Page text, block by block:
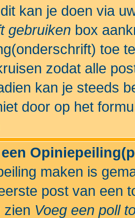
kan je doen via
gebruiken box
toe
zodat alle
kan je steeds
door op het
maken is
post van een
zien Voeg een poll